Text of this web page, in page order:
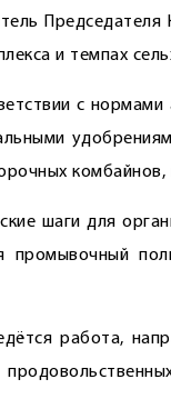
и темпах
с нормами
шаги для
промывочный
работа,